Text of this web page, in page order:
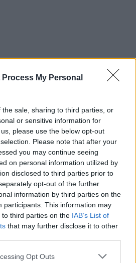
Process My Personal
sale, sharing to third parties, or
or sensitive information for
please use the below opt-out
Please note that after your
you may continue seeing
on personal information utilized by
disclosed to third parties prior to
opt-out of the further
information by third parties on the
participants. This information may
third parties on the IAB’s List of
that may further disclose it to other
Opt Outs
Πάνω από 45.000 διελεύσεις
ημερησίως στους Ευζώνους:
Μαζική άφιξη τουριστών από
τα Βαλκάνια
ΣΉΜΕΡΑ
Προσωρινή αναστολή των βιομετρικών
ελέγχων για να επισπευστεί η διέλευση
των ταξιδιωτών
Μύκονος: Ιταλοί τουρίστες
έκαναν «κλαμπ» βανάκι transfer
‑ Αντιδράσεις για το ξέφρενο